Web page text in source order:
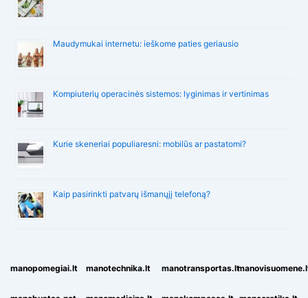
Maudymukai internetu: ieškome paties geriausio
Kompiuterių operacinės sistemos: lyginimas ir vertinimas
Kurie skeneriai populiaresni: mobilūs ar pastatomi?
Kaip pasirinkti patvarų išmanųjį telefoną?
manopomegiai.lt manotechnika.lt manotransportas.lt